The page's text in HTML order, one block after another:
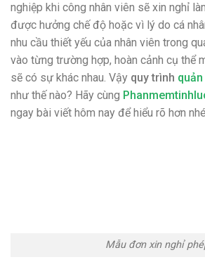
nghiệp khi công nhân viên sẽ xin nghỉ
được hưởng chế độ hoặc vì lý do cá
nhu cầu thiết yếu của nhân viên trong
vào từng trường hợp, hoàn cảnh cụ thể
sẽ có sự khác nhau. Vậy quy trình
như thế nào? Hãy cùng
ngay bài viết hôm nay để hiểu rõ hơn
Mẫu đơn xin nghỉ